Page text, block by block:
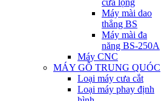
cưa lọng
Máy mài dao
thẳng BS
Máy mài đa
năng BS-250A
Máy CNC
MÁY GỖ TRUNG QUÓC
Loại máy cưa cắt
Loại máy phay định